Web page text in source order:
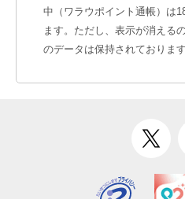
中（ワラウポイント通帳）は
ます。ただし、表示が消える
のデータは保持されておりま